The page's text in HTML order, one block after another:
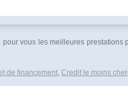
vous les meilleures
de financement, Credit le moins